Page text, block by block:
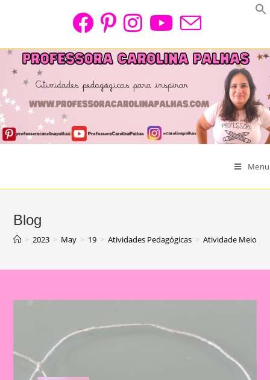
Menu
Blog
> 2023 > May > 19 > Atividades Pedagógicas > Atividade Meio